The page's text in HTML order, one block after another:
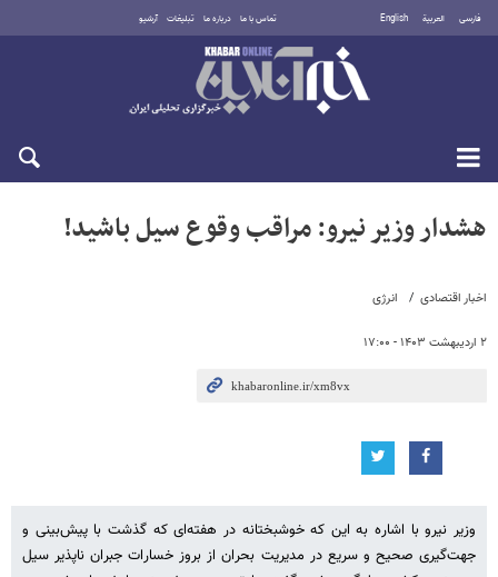
فارسی العربية English تماس با ما درباره ما تبلیغات آرشیو
جمعه ۱۶ مرداد ۱۴۰۵
اخبار اقتصادی انرژی
۲ اردیبهشت ۱۴۰۳ - ۱۷:۰۰
هشدار وزیر نیرو: مراقب وقوع سیل باشید!
وزیر نیرو با اشاره به این که خوشبختانه در هفته‌ای که گذشت با پیش‌بینی و
جهت‌گیری صحیح و سریع در مدیریت بحران از بروز خسارات جبران ناپذیر سیل